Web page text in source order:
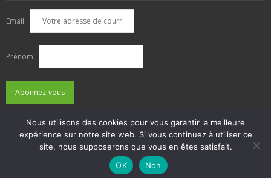
Email :
Prénom :
ADHÉSIONS, DONS, CONTACT
MENTIONS LÉGALES
Think Up Themes Ltd. Powered by
Nous utilisons des cookies pour vous garantir la meilleure
expérience sur notre site web. Si vous continuez à utiliser ce
site, nous supposerons que vous en êtes satisfait.
OK
Non